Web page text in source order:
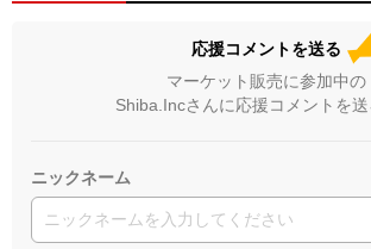
応援コメントを送る
マーケット販売に参加中の
Shiba.Incさんに応援コメントを送
ニックネーム